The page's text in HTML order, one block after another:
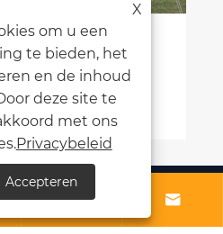
nieuwe ervaring
 
X
om u een
te bieden, het
en de inhoud
deze site te
met ons
Privacybeleid
Accepteren